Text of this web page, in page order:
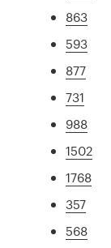
863
593
877
731
988
1502
1768
357
568